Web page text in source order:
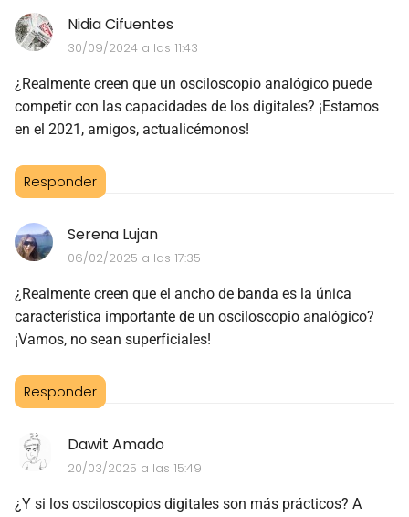
Nidia Cifuentes
30/09/2024 a las 11:43
¿Realmente creen que un osciloscopio analógico puede
competir con las capacidades de los digitales? ¡Estamos
en el 2021, amigos, actualicémonos!
Responder
Serena Lujan
06/02/2025 a las 17:35
¿Realmente creen que el ancho de banda es la única
característica importante de un osciloscopio analógico?
¡Vamos, no sean superficiales!
Responder
Dawit Amado
20/03/2025 a las 15:49
¿Y si los osciloscopios digitales son más prácticos? A